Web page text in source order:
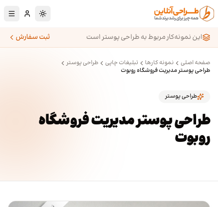
پرش به محتوای اصلی
تغییر به حالت
این نمونه‌کار مربوط به طراحی پوستر است
ثبت سفارش
صفحه اصلی نمونه کارها تبلیغات چاپی
طراحی پوستر
طراحی پوستر مدیریت فروشگاه روبوت
طراحی پوستر
طراحی پوستر مدیریت فروشگاه
روبوت